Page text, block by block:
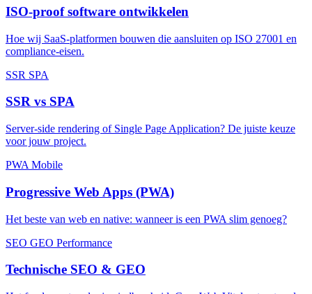
ISO-proof software ontwikkelen
Hoe wij SaaS-platformen bouwen die aansluiten op ISO 27001 en
compliance-eisen.
SSR SPA
SSR vs SPA
Server-side rendering of Single Page Application? De juiste keuze
voor jouw project.
PWA Mobile
Progressive Web Apps (PWA)
Het beste van web en native: wanneer is een PWA slim genoeg?
SEO GEO Performance
Technische SEO & GEO